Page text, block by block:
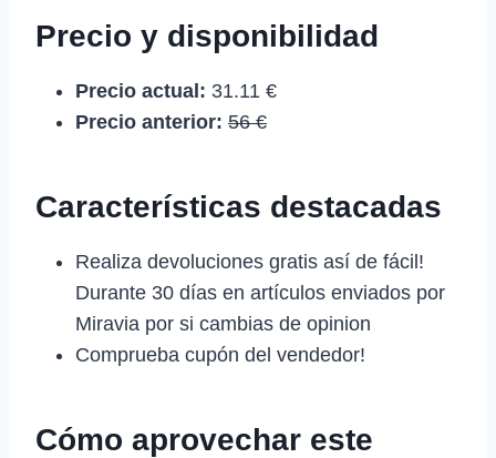
Precio y disponibilidad
Precio actual: 31.11 €
Precio anterior: 56 €
Características destacadas
Realiza devoluciones gratis así de fácil!
Durante 30 días en artículos enviados por
Miravia por si cambias de opinion
Comprueba cupón del vendedor!
Cómo aprovechar este